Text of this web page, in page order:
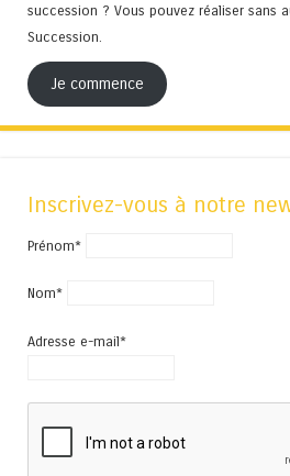
succession ? Vous pouvez réaliser sans
Succession.
Je commence
Inscrivez-vous à notre
Prénom*
Nom*
Adresse e-mail*